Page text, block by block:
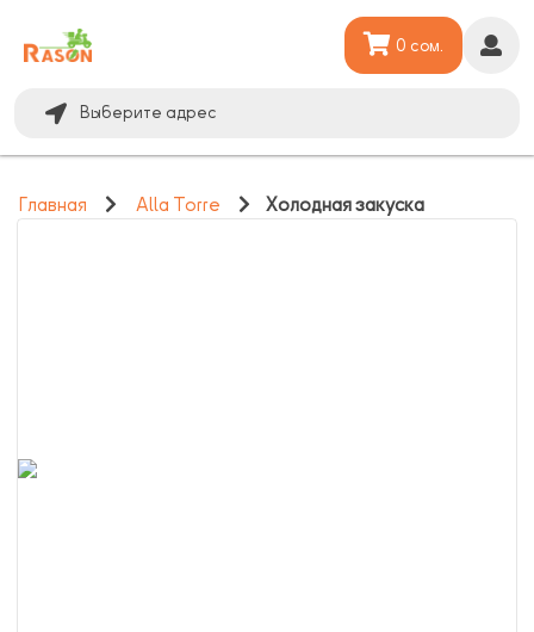
Выберите адрес
0 сом.
Главная Alla Torre Холодная закуска